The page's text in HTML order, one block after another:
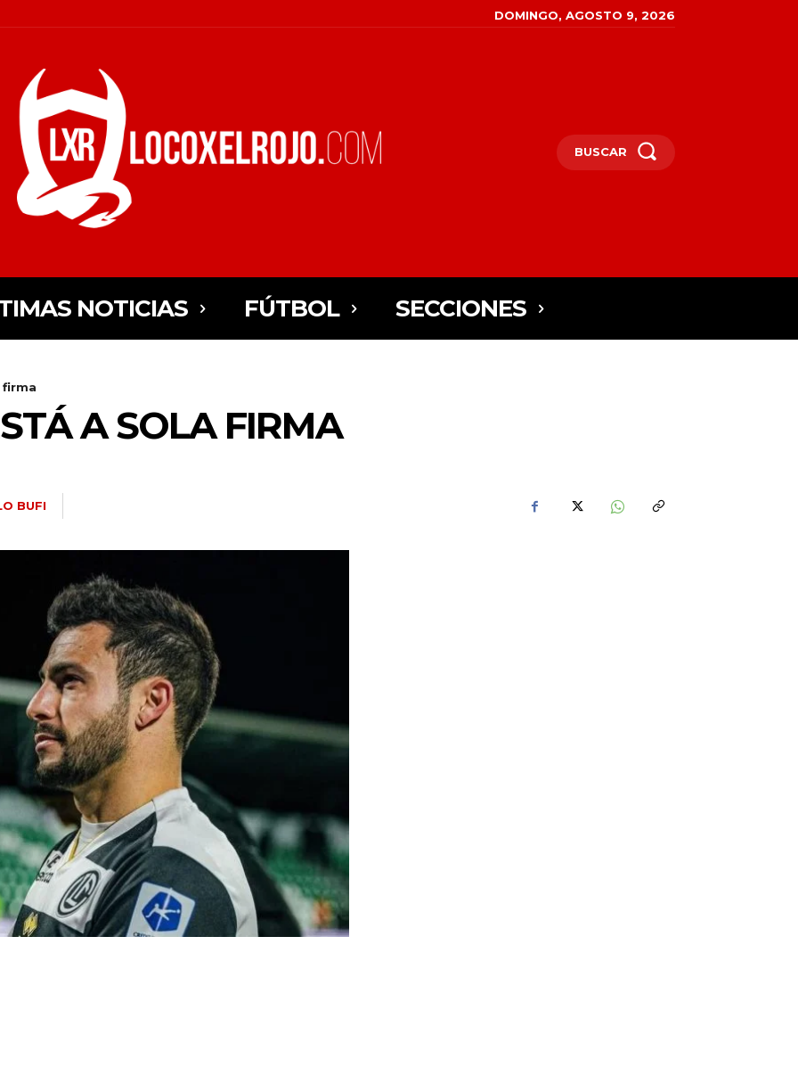
DOMINGO, AGOSTO 9, 2026
BUSCAR
NOTICIAS FÚTBOL SECCIONES
firma
A SOLA FIRMA
BUFI